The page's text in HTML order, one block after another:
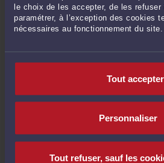
le choix de les accepter, de les refuser
paramétrer, à l’exception des cookies
nécessaires au fonctionnement du site.
Tout accepter
Personnaliser
Tout refuser, sauf les
médecins »
Le 5 août 2021 à 19:36surRAPPEL DES MESURES
opportun de ... »
Le 5 août 2021 à 16:20surRAPPEL DES MESURES
« bonjour mon père est
un patrimoine ... »
peuvent ... »
Le 13 avril 2020 à 14:28surCoronavirus (COVID-19)